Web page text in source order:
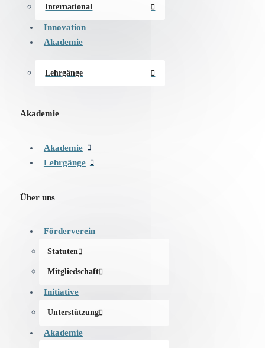
International
Innovation
Akademie
Lehrgänge
Akademie
Akademie
Lehrgänge
Über uns
Förderverein
Statuten
Mitgliedschaft
Initiative
Unterstützung
Akademie